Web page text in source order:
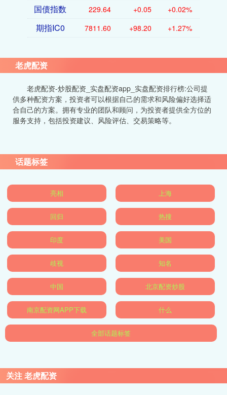
国债指数 229.64 +0.05 +0.02%
期指IC0 7811.60 +98.20 +1.27%
老虎配资
老虎配资-炒股配资_实盘配资app_实盘配资排行榜:公司提
供多种配资方案，投资者可以根据自己的需求和风险偏好选择适
合自己的方案。拥有专业的团队和顾问，为投资者提供全方位的
服务支持，包括投资建议、风险评估、交易策略等。
话题标签
亮相 上海
回归 热搜
印度 美国
歧视 知名
中国 北京配资炒股
南京配资网APP下载 什么
全部话题标签
关注 老虎配资